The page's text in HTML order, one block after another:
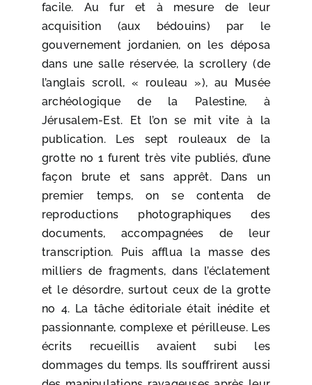
facile. Au fur et à mesure de leur
acquisition (aux bédouins) par le
gouvernement jordanien, on les déposa
dans une salle réservée, la scrollery (de
l’anglais scroll, « rouleau »), au Musée
archéologique de la Palestine, à
Jérusalem-Est. Et l’on se mit vite à la
publication. Les sept rouleaux de la
grotte no 1 furent très vite publiés, d’une
façon brute et sans apprêt. Dans un
premier temps, on se contenta de
reproductions photographiques des
documents, accompagnées de leur
transcription. Puis afflua la masse des
milliers de fragments, dans l’éclatement
et le désordre, surtout ceux de la grotte
no 4. La tâche éditoriale était inédite et
passionnante, complexe et périlleuse. Les
écrits recueillis avaient subi les
dommages du temps. Ils souffrirent aussi